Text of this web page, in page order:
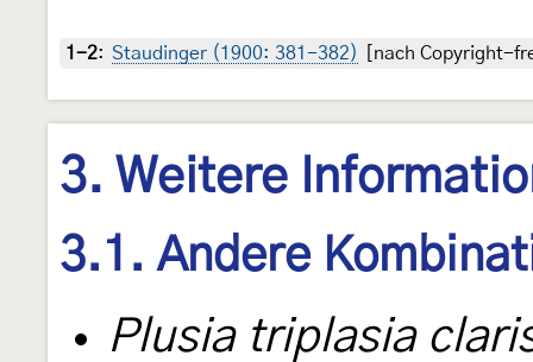
1-2: Staudinger (1900: 381-382) [nach Copyright-
3. Weitere
3.1. Andere
Plusia triplasia